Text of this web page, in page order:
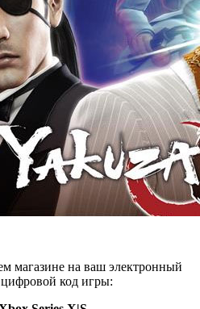
магазине на ваш электронный
код игры: